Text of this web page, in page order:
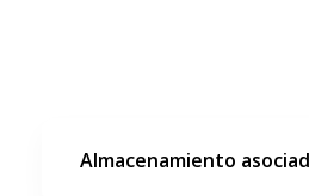
Almacenamiento